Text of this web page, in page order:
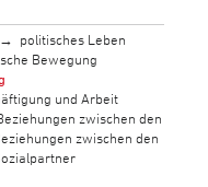
politisches Leben
Bewegung
und Arbeit
zwischen den
zwischen den